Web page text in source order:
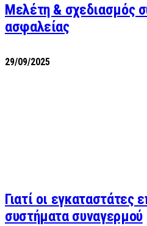
Μελέτη & σχεδιασμός
ασφαλείας
29/09/2025
Γιατί οι εγκαταστάτες
συστήματα συναγερμού